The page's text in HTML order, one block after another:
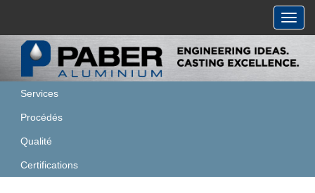
Services
Procédés
Qualité
Certifications